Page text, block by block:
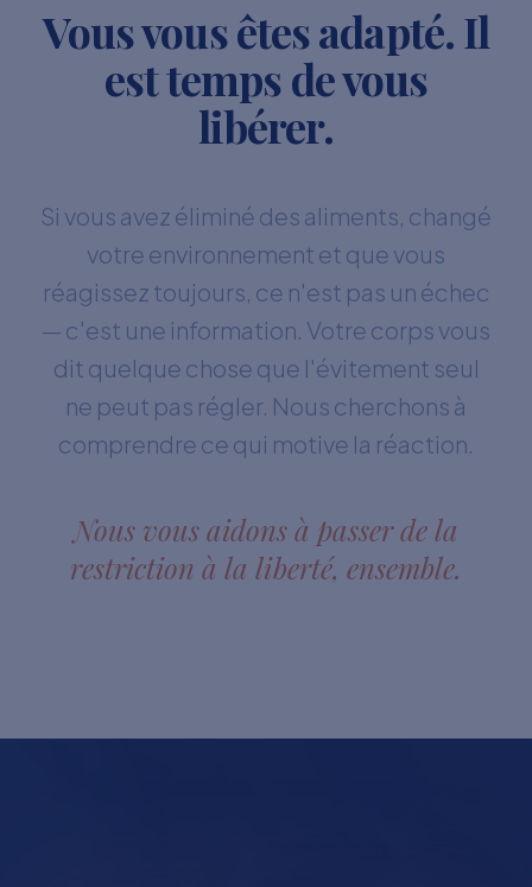
Vous vous êtes adapté. Il
est temps de vous
libérer.
Si vous avez éliminé des aliments, changé
votre environnement et que vous
réagissez toujours, ce n'est pas un échec
— c'est une information. Votre corps vous
dit quelque chose que l'évitement seul
ne peut pas régler. Nous cherchons à
comprendre ce qui motive la réaction.
Nous vous aidons à passer de la
restriction à la liberté, ensemble.